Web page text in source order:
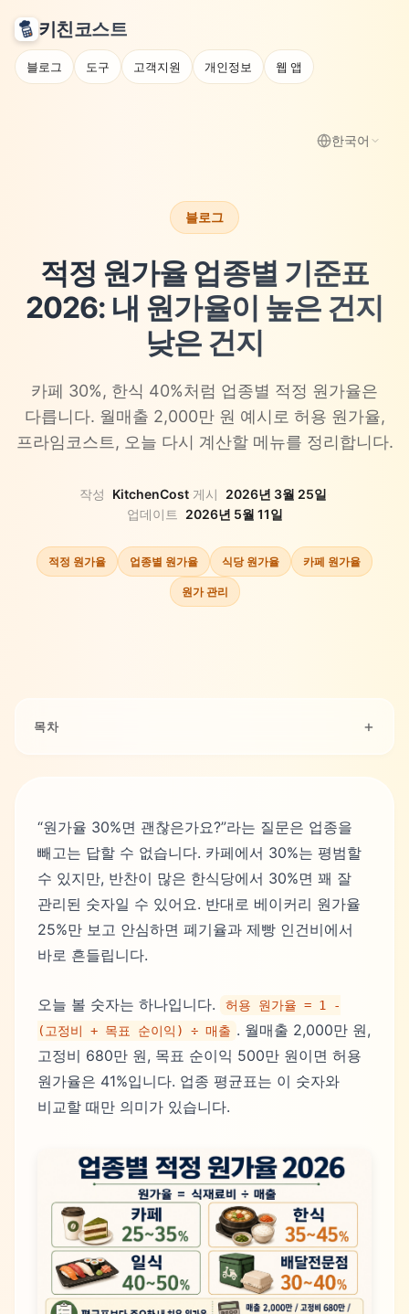
키친코스트
블로그 도구 고객지원 개인정보 웹 앱
한국어
블로그
적정 원가율 업종별 기준표
2026: 내 원가율이 높은 건지
낮은 건지
카페 30%, 한식 40%처럼 업종별 적정 원가율은
다릅니다. 월매출 2,000만 원 예시로 허용 원가율,
프라임코스트, 오늘 다시 계산할 메뉴를 정리합니다.
작성 KitchenCost· 게시 2026년 3월 25일
업데이트
2026년 5월 11일
적정 원가율 업종별 원가율 식당 원가율 카페 원가율
원가 관리
목차
“원가율 30%면 괜찮은가요?”라는 질문은 업종을
빼고는 답할 수 없습니다. 카페에서 30%는 평범할
수 있지만, 반찬이 많은 한식당에서 30%면 꽤 잘
관리된 숫자일 수 있어요. 반대로 베이커리 원가율
25%만 보고 안심하면 폐기율과 제빵 인건비에서
바로 흔들립니다.
오늘 볼 숫자는 하나입니다.
허용 원가율 = 1 -
(고정비 + 목표 순이익) ÷ 매출 . 월매출 2,000만 원,
고정비 680만 원, 목표 순이익 500만 원이면 허용
원가율은 41%입니다. 업종 평균표는 이 숫자와
비교할 때만 의미가 있습니다.